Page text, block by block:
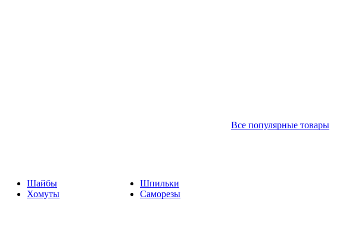
Все популярные товары
Шайбы
Шпильки
Хомуты Саморезы